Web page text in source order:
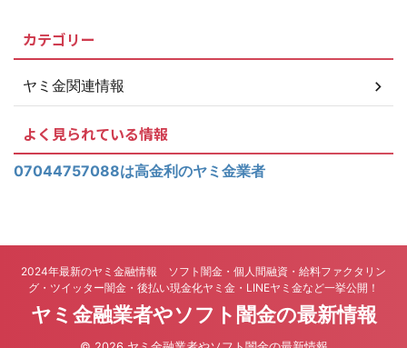
カテゴリー
ヤミ金関連情報
よく見られている情報
07044757088は高金利のヤミ金業者
2024年最新のヤミ金融情報 ソフト闇金・個人間融資・給料ファクタリン
グ・ツイッター闇金・後払い現金化ヤミ金・LINEヤミ金など一挙公開！
ヤミ金融業者やソフト闇金の最新情報